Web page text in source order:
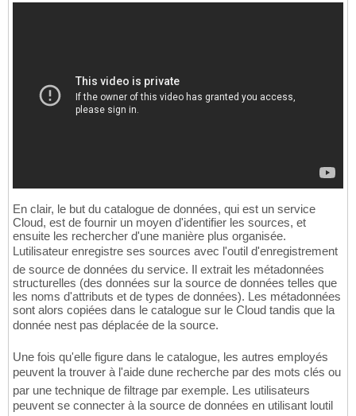
En clair, le but du catalogue de données, qui est un service
Cloud, est de fournir un moyen d'identifier les sources, et
ensuite les rechercher d'une manière plus organisée.
Lutilisateur enregistre ses sources avec l'outil d'enregistrement
de source de données du service. Il extrait les métadonnées
structurelles (des données sur la source de données telles que
les noms d'attributs et de types de données). Les métadonnées
sont alors copiées dans le catalogue sur le Cloud tandis que la
donnée nest pas déplacée de la source.
Une fois qu'elle figure dans le catalogue, les autres employés
peuvent la trouver à l'aide dune recherche par des mots clés ou
par une technique de filtrage par exemple. Les utilisateurs
peuvent se connecter à la source de données en utilisant loutil